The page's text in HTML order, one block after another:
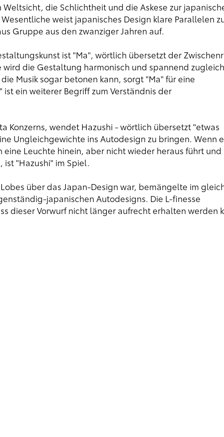
die Schlichtheit und die Askese zur
weist japanisches Design klare Parallelen
Gruppe aus den zwanziger Jahren auf.
ist "Ma", wörtlich übersetzt der
die Gestaltung harmonisch und spannend zugleich.
Musik sogar betonen kann, sorgt "Ma" für eine
ein weiterer Begriff zum Verständnis der
Konzerns, wendet Hazushi - wörtlich übersetzt "etwas
Ungleichgewichte ins Autodesign zu bringen. Wenn
Leuchte hinein, aber nicht wieder heraus führt und
"Hazushi" im Spiel.
über das Japan-Design war, bemängelte im
japanischen Autodesigns. Die L-finesse
dieser Vorwurf nicht länger aufrecht erhalten werden